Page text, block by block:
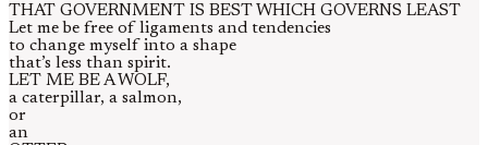
THAT GOVERNMENT IS BEST WHICH GOVERNS LEAST
Let me be free of ligaments and tendencies
to change myself into a shape
that’s less than spirit.
LET ME BE A WOLF,
a caterpillar, a salmon,
or
an